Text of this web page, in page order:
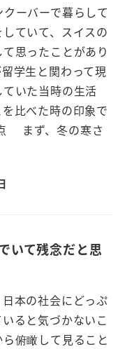
ーバーで暮らして
ていて、スイスの
思ったことがあり
学生と関わって現
いた当時の生活
比べた時の印象で
まず、冬の寒さ
いて残念だと思
本の社会にどっぷ
ると気づかないこ
俯瞰して見ること